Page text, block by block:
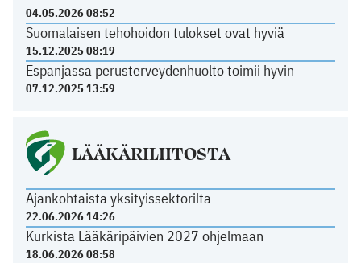
04.05.2026 08:52
Suomalaisen tehohoidon tulokset ovat hyviä
15.12.2025 08:19
Espanjassa perusterveydenhuolto toimii hyvin
07.12.2025 13:59
LÄÄKÄRILIITOSTA
Ajankohtaista yksityissektorilta
22.06.2026 14:26
Kurkista Lääkäripäivien 2027 ohjelmaan
18.06.2026 08:58